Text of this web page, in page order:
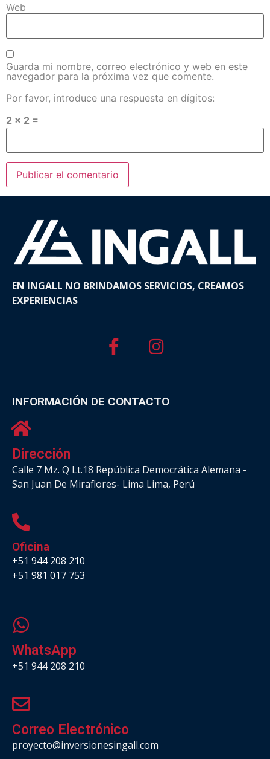
Web
Guarda mi nombre, correo electrónico y web en este
navegador para la próxima vez que comente.
Por favor, introduce una respuesta en dígitos:
2 × 2 =
EN INGALL NO BRINDAMOS SERVICIOS, CREAMOS
EXPERIENCIAS
INFORMACIÓN DE CONTACTO
Dirección
Calle 7 Mz. Q Lt.18 República Democrática Alemana -
San Juan De Miraflores- Lima Lima, Perú
Oficina
+51 944 208 210
+51 981 017 753
WhatsApp
+51 944 208 210
Correo Electrónico
proyecto@inversionesingall.com